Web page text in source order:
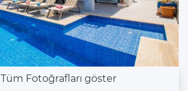
Tüm Fotoğrafları göster